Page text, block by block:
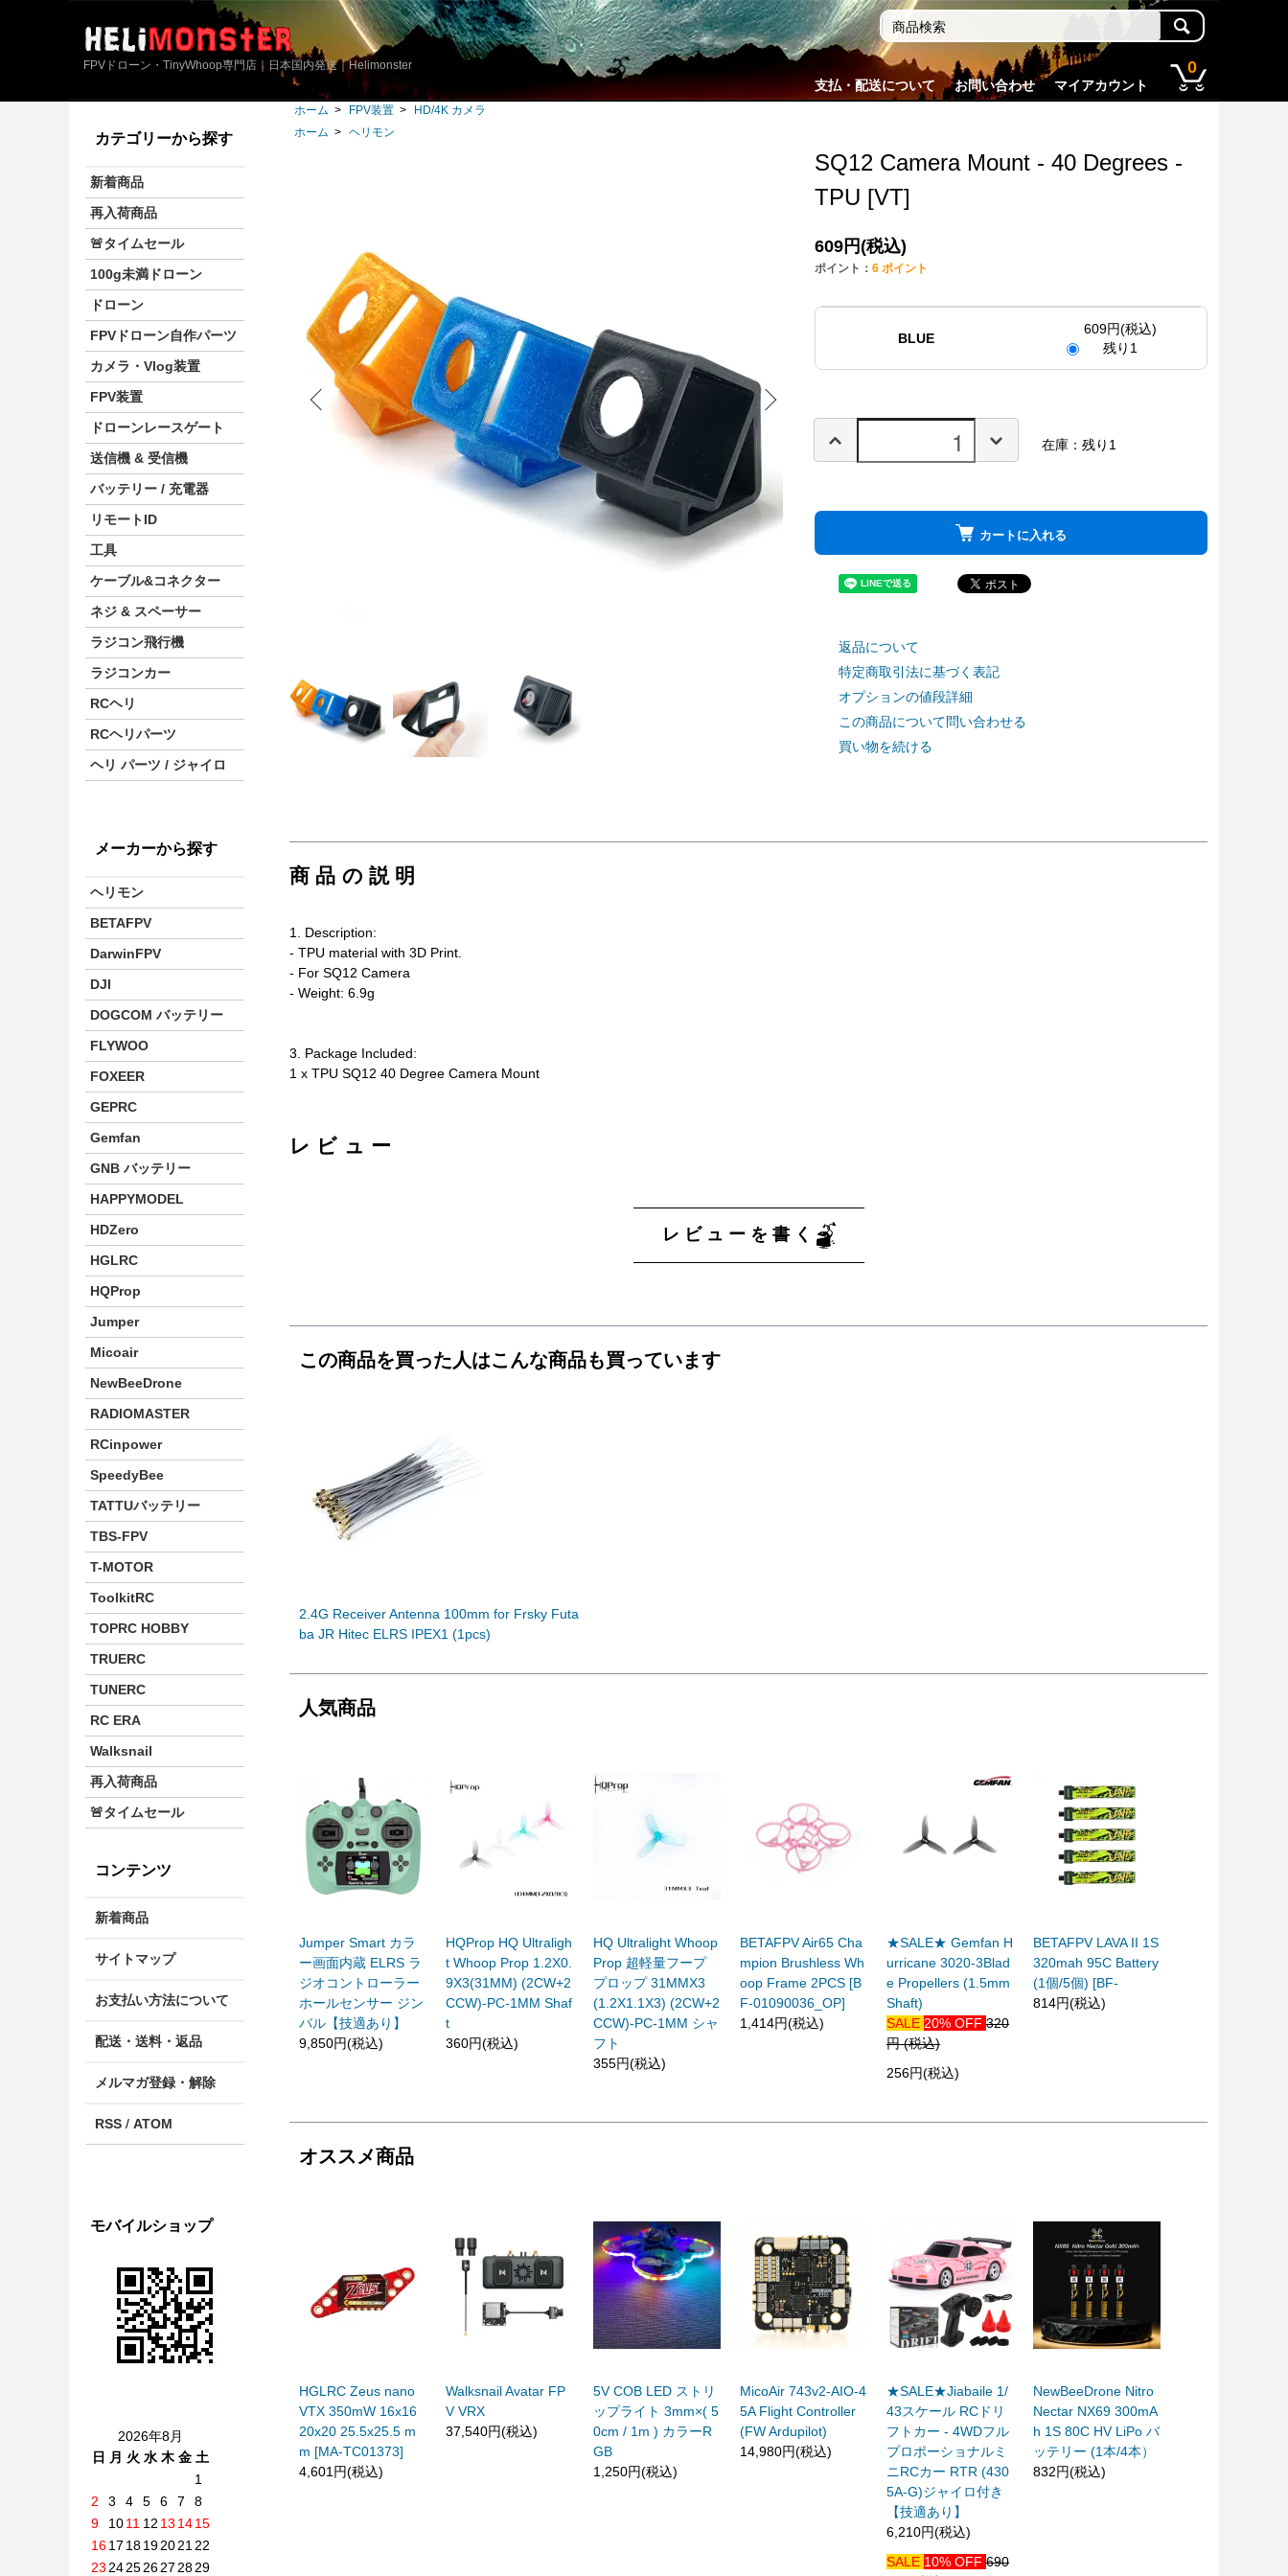
FPVドローン・TinyWhoop専門店｜日本国内発送｜Helimonster
支払・配送について お問い合わせ マイアカウント
0
ホーム > FPV装置 >
HD/4K カメラ
ホーム > ヘリモン
SQ12 Camera Mount - 40 Degrees -
TPU [VT]
609円(税込)
ポイント： 6 ポイント
BLUE
609円(税込)
残り1
在庫：残り1
カートに入れる
返品について
特定商取引法に基づく表記
オプションの値段詳細
この商品について問い合わせる
買い物を続ける
商品の説明
1. Description:
- TPU material with 3D Print.
- For SQ12 Camera
- Weight: 6.9g
3. Package Included:
1 x TPU SQ12 40 Degree Camera Mount
レビュー
レビューを書く
この商品を買った人はこんな商品も買っています
2.4G Receiver Antenna 100mm for Frsky Futa
ba JR Hitec ELRS IPEX1 (1pcs)
人気商品
Jumper Smart カラ
ー画面内蔵 ELRS ラ
ジオコントローラー
ホールセンサー ジン
バル【技適あり】
9,850円(税込)
HQProp HQ Ultraligh
t Whoop Prop 1.2X0.
9X3(31MM) (2CW+2
CCW)-PC-1MM Shaf
t
360円(税込)
HQ Ultralight Whoop
Prop 超軽量フープ
プロップ 31MMX3
(1.2X1.1X3) (2CW+2
CCW)-PC-1MM シャ
フト
355円(税込)
BETAFPV Air65 Cha
mpion Brushless Wh
oop Frame 2PCS [B
F-01090036_OP]
1,414円(税込)
★SALE★ Gemfan H
urricane 3020-3Blad
e Propellers (1.5mm
Shaft)
SALE 20% OFF320
円 (税込)
256円(税込)
BETAFPV LAVA II 1S
320mah 95C Battery
(1個/5個) [BF-
814円(税込)
オススメ商品
HGLRC Zeus nano
VTX 350mW 16x16
20x20 25.5x25.5 m
m [MA-TC01373]
4,601円(税込)
Walksnail Avatar FP
V VRX
37,540円(税込)
5V COB LED ストリ
ップライト 3mm×( 5
0cm / 1m ) カラーR
GB
1,250円(税込)
MicoAir 743v2-AIO-4
5A Flight Controller
(FW Ardupilot)
14,980円(税込)
★SALE★Jiabaile 1/
43スケール RCドリ
フトカー - 4WDフル
プロポーショナルミ
ニRCカー RTR (430
5A-G)ジャイロ付き
【技適あり】
6,210円(税込)
SALE 10% OFF690
NewBeeDrone Nitro
Nectar NX69 300mA
h 1S 80C HV LiPo バ
ッテリー (1本/4本）
832円(税込)
カテゴリーから探す
新着商品
再入荷商品
🚨タイムセール
100g未満ドローン
ドローン
FPVドローン自作パーツ
カメラ・Vlog装置
FPV装置
ドローンレースゲート
送信機 & 受信機
バッテリー / 充電器
リモートID
工具
ケーブル&コネクター
ネジ & スペーサー
ラジコン飛行機
ラジコンカー
RCヘリ
RCヘリパーツ
ヘリ パーツ / ジャイロ
メーカーから探す
ヘリモン
BETAFPV
DarwinFPV
DJI
DOGCOM バッテリー
FLYWOO
FOXEER
GEPRC
Gemfan
GNB バッテリー
HAPPYMODEL
HDZero
HGLRC
HQProp
Jumper
Micoair
NewBeeDrone
RADIOMASTER
RCinpower
SpeedyBee
TATTUバッテリー
TBS-FPV
T-MOTOR
ToolkitRC
TOPRC HOBBY
TRUERC
TUNERC
RC ERA
Walksnail
再入荷商品
🚨タイムセール
コンテンツ
新着商品
サイトマップ
お支払い方法について
配送・送料・返品
メルマガ登録・解除
RSS / ATOM
モバイルショップ
2026年8月
日
月 火 水 木 金 土
1
2
3 4 5 6 7
8
9
1011 12 13 1415
1617 18192021 22
23 24252627 2829